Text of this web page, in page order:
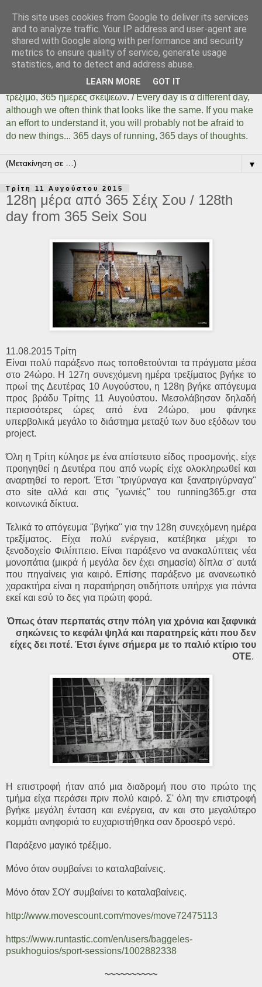
Days Of Running 365
Κάθε μέρα είναι μια διαφορετική ημέρα όσο ίδια και αν
φαίνεται. Αρκεί να το καταλάβουμε, αρκεί να δοκιμάσουμε,
αρκεί να μην φοβηθούμε να κάνουμε πράγματα... 365 ημέρες
τρέξιμο, 365 ημέρες σκέψεων. / Every day is α different day,
although we often think that looks like the same. If you make
an effort to understand it, you will probably not be afraid to
do new things... 365 days of running, 365 days of thoughts.
▼
Τρίτη 11 Αυγούστου 2015
128η μέρα από 365 Σέιχ Σου / 128th
day from 365 Seix Sou
11.08.2015 Τρίτη
Είναι πολύ παράξενο πως τοποθετούνται τα πράγματα μέσα
στο 24ώρο. Η 127η συνεχόμενη ημέρα τρεξίματος βγήκε το
πρωί της Δευτέρας 10 Αυγούστου, η 128η βγήκε απόγευμα
προς βράδυ Τρίτης 11 Αυγούστου. Μεσολάβησαν δηλαδή
περισσότερες ώρες από ένα 24ώρο, μου φάνηκε
υπερβολικά μεγάλο το διάστημα μεταξύ των δυο εξόδων του
project.
Όλη η Τρίτη κύλησε με ένα απίστευτο είδος προσμονής, είχε
προηγηθεί η Δευτέρα που από νωρίς είχε ολοκληρωθεί και
αναρτηθεί το report. Έτσι ''τριγύρναγα και ξανατριγύρναγα''
στο site αλλά και στις ''γωνιές'' του running365.gr στα
κοινωνικά δίκτυα.
Τελικά το απόγευμα ''βγήκα'' για την 128η συνεχόμενη ημέρα
τρεξίματος. Είχα πολύ ενέργεια, κατέβηκα μέχρι το
ξενοδοχείο Φιλίππειο. Είναι παράξενο να ανακαλύπτεις νέα
μονοπάτια (μικρά ή μεγάλα δεν έχει σημασία) δίπλα σ' αυτά
που πηγαίνεις για καιρό. Eπίσης παράξενο με ανανεωτικό
χαρακτήρα είναι η παρατήρηση οτιδήποτε υπήρχε για πάντα
εκεί και εσύ το δες για πρώτη φορά.
Όπως όταν περπατάς στην πόλη για χρόνια και ξαφνικά
σηκώνεις το κεφάλι ψηλά και παρατηρείς κάτι που δεν
είχες δει ποτέ. Έτσι έγινε σήμερα με το παλιό κτίριο του
ΟΤΕ.
Η επιστροφή ήταν από μια διαδρομή που στο πρώτο της
τμήμα είχα περάσει πριν πολύ καιρό. Σ' όλη την επιστροφή
βγήκε μεγάλη ένταση και ενέργεια, αν και στο μεγαλύτερο
κομμάτι ανηφοριά το ευχαριστήθηκα σαν δροσερό νερό.
Παράξενο μαγικό τρέξιμο.
Μόνο όταν συμβαίνει το καταλαβαίνεις.
Μόνο όταν ΣΟΥ συμβαίνει το καταλαβαίνεις.
http://www.movescount.com/moves/move72475113
https://www.runtastic.com/en/users/baggeles-
psukhoguios/sport-sessions/1002882338
~~~~~~~~~~
This site uses cookies from Google to deliver its services
and to analyze traffic. Your IP address and user-agent are
shared with Google along with performance and security
metrics to ensure quality of service, generate usage
statistics, and to detect and address abuse.
LEARN MORE GOT IT